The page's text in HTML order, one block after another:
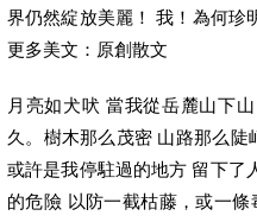
界仍然綻放美麗！ 我！為何珍
更多美文：原創散文
月亮如犬吠 當我從岳麓山下
久。樹木那么茂密 山路那么
或許是我停駐過的地方 留下了
的危險 以防一截枯藤，或一條